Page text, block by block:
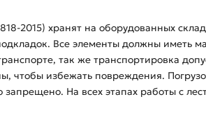
2015) хранят на оборудованных
Все элементы должны иметь
так же транспортировка
чтобы избежать повреждения.
запрещено. На всех этапах работы с